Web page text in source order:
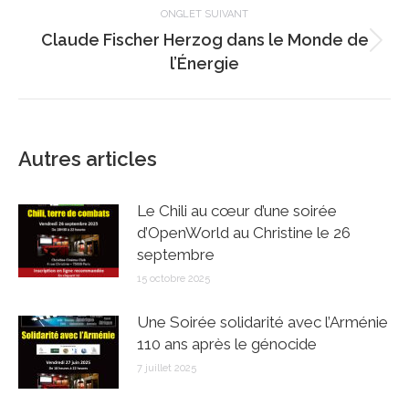
ONGLET SUIVANT
Onglet
suivant
Claude Fischer Herzog dans le Monde de
l’Énergie
Autres articles
Le Chili au cœur d’une soirée
d’OpenWorld au Christine le 26
septembre
15 octobre 2025
Une Soirée solidarité avec l’Arménie
110 ans après le génocide
7 juillet 2025